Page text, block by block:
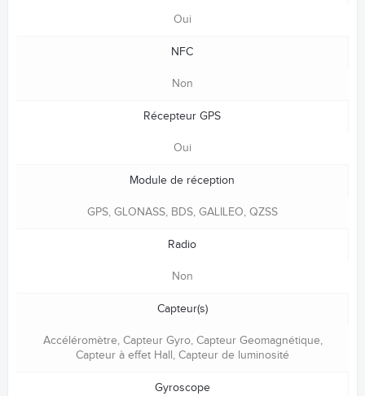
Oui
NFC
Non
Récepteur GPS
Oui
Module de réception
GPS, GLONASS, BDS, GALILEO, QZSS
Radio
Non
Capteur(s)
Accéléromètre, Capteur Gyro, Capteur Geomagnétique,
Capteur à effet Hall, Capteur de luminosité
Gyroscope